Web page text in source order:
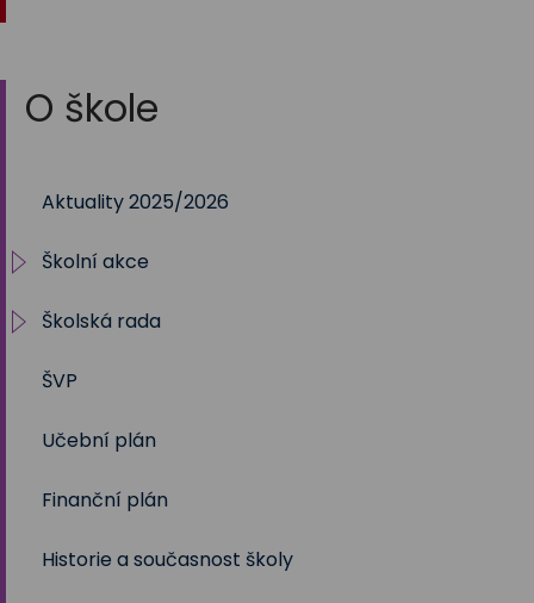
O škole
Aktuality 2025/2026
Školní akce
2025/2026
2024/2025
2023/2024
2022/2023
2021/2022
Školská rada
Volby 2017
Volby 2020
Volby 2023
ŠVP
Učební plán
Finanční plán
Historie a současnost školy